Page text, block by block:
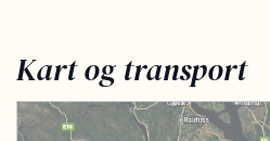
Kart og transport